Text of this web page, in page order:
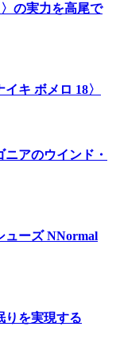
の実力を高尾で
キ ボメロ 18〉
アのウインド・
ューズ NNormal
りを実現する